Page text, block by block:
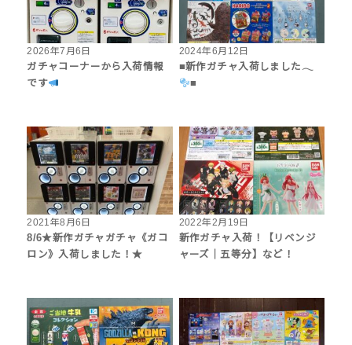
2026年7月6日
ガチャコーナーから入荷情報
です
2024年6月12日
■新作ガチャ入荷しました𓂃
‪■
2021年8月6日
8/6★新作ガチャガチャ《ガコ
ロン》入荷しました！★
2022年2月19日
新作ガチャ入荷！【リベンジ
ャーズ｜五等分】など！